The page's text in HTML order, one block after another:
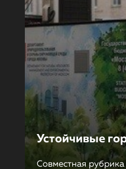
Устойчивые
Совместная